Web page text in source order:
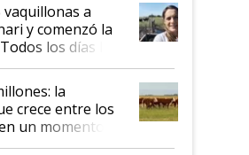
a
y comenzó la
los días le
productor”
la
crece entre los
un momento
la actividad